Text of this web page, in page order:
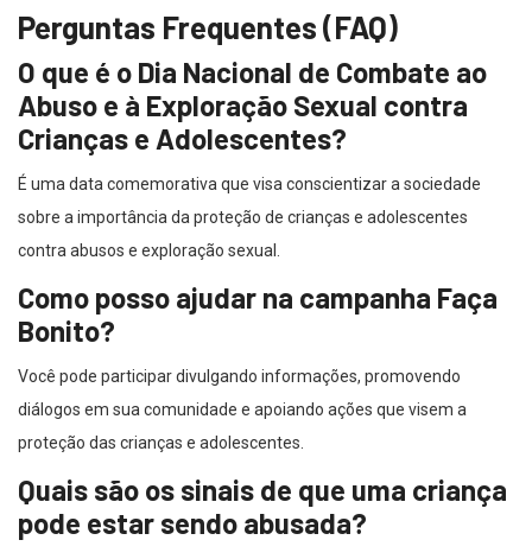
Perguntas Frequentes (FAQ)
O que é o Dia Nacional de Combate ao
Abuso e à Exploração Sexual contra
Crianças e Adolescentes?
É uma data comemorativa que visa conscientizar a sociedade
sobre a importância da proteção de crianças e adolescentes
contra abusos e exploração sexual.
Como posso ajudar na campanha Faça
Bonito?
Você pode participar divulgando informações, promovendo
diálogos em sua comunidade e apoiando ações que visem a
proteção das crianças e adolescentes.
Quais são os sinais de que uma criança
pode estar sendo abusada?